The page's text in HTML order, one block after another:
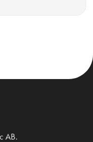
AB.